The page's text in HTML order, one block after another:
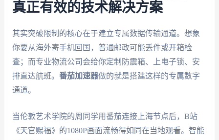
真正有效的技术解决方案
其实突破限制的核心在于建立专属数据传输通道。想象
你要从海外寄手机回国，普通邮政可能丢件或开箱检
查；而专业物流公司会给你定制防震箱、上电子锁、安
排直达航班。 番茄加速器做的就是搭建这样的专属数字
通道。
当伦敦艺术学院的周同学用番茄连接上海节点后，B站
《天官赐福》的1080P画面流畅得如同在当地观看。智能